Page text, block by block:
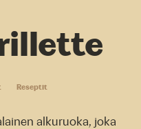
Reseptit
alkuruoka, joka